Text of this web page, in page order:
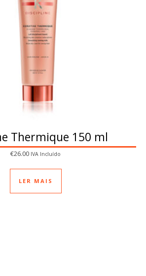
Thermique 150 ml
€26.00 IVA Incluído
LER MAIS